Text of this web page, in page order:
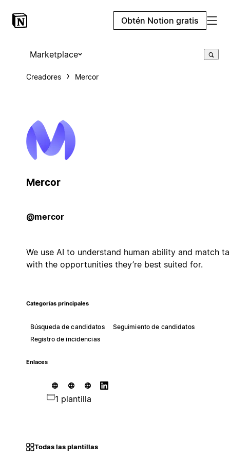
Obtén Notion gratis
Marketplace
Creadores Mercor
Mercor
@mercor
We use AI to understand human ability and match
with the opportunities they’re best suited for.
Categorías principales
Búsqueda de candidatos
Seguimiento de candidatos
Registro de incidencias
Enlaces
1 plantilla
Todas las plantillas